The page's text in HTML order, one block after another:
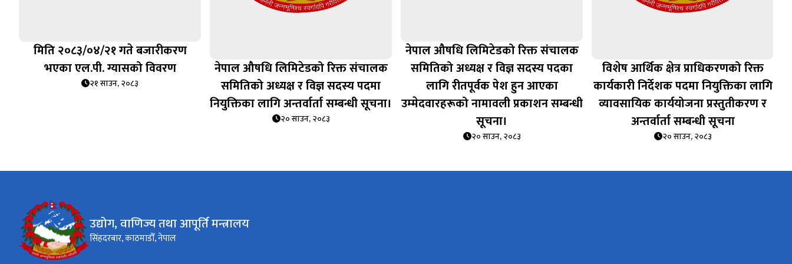
मिति २०८३/०४/२१ गते बजारीकरण
भएका एल.पी. ग्यासको विवरण
२१ साउन, २०८३
नेपाल औषधि लिमिटेडको रिक्त संचालक
समितिको अध्यक्ष र विज्ञ सदस्य पदमा
नियुक्तिका लागि अन्तर्वार्ता सम्बन्धी सूचना।
२० साउन, २०८३
नेपाल औषधि लिमिटेडको रिक्त संचालक
समितिको अध्यक्ष र विज्ञ सदस्य पदका
लागि रीतपूर्वक पेश हुन आएका
उम्‍मेदवारहरूको नामावली प्रकाशन सम्बन्धी
सूचना।
२० साउन, २०८३
विशेष आर्थिक क्षेत्र प्राधिकरणको रिक्त
कार्यकारी निर्देशक पदमा नियुक्तिका लागि
व्यावसायिक कार्ययोजना प्रस्तुतीकरण र
अन्तर्वार्ता सम्बन्धी सूचना
२० साउन, २०८३
उद्योग, वाणिज्य तथा आपूर्ति मन्त्रालय
सिंहदरबार, काठमाडौँ, नेपाल